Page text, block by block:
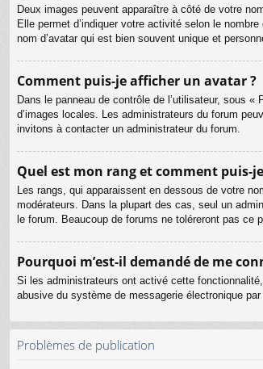
Deux images peuvent apparaître à côté de votre
Elle permet d’indiquer votre activité selon le
nom d’avatar qui est bien souvent unique et
Comment puis-je afficher un avatar ?
Dans le panneau de contrôle de l’utilisateur, sous
d’images locales. Les administrateurs du forum
invitons à contacter un administrateur du forum.
Quel est mon rang et comment puis-
Les rangs, qui apparaissent en dessous de votre
modérateurs. Dans la plupart des cas, seul un
le forum. Beaucoup de forums ne toléreront pas ce
Pourquoi m’est-il demandé de me
Si les administrateurs ont activé cette
abusive du système de messagerie électronique
Problèmes de publication